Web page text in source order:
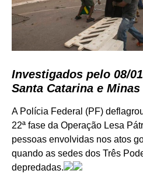
Investigados pelo 08/
Santa Catarina e
A Polícia Federal (PF)
22ª fase da Operação Lesa
pessoas envolvidas nos atos
quando as sedes dos Três
depredadas.